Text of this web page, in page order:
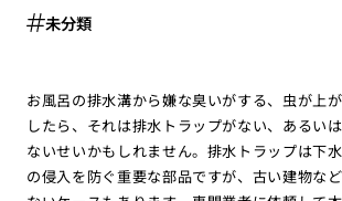
未分類
お風呂の排水溝から嫌な臭いがする、虫が上
したら、それは排水トラップがない、あるい
ないせいかもしれません。排水トラップは下
の侵入を防ぐ重要な部品ですが、古い建物な